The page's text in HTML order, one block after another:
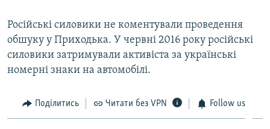
Російські силовики не коментували проведення
обшуку у Приходька. У червні 2016 року російські
силовики затримували активіста за українські
номерні знаки на автомобілі.
Поділитись Читати без VPN Follow us